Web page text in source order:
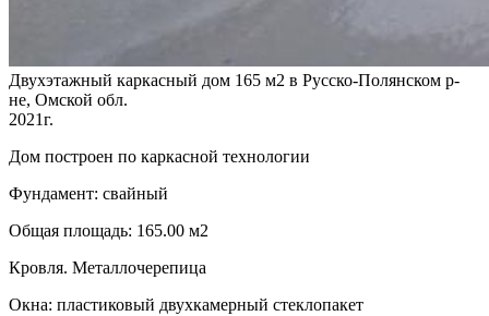
Двухэтажный каркасный дом 165 м2 в Русско-Полянском р-
не, Омской обл.
2021г.
Дом построен по каркасной технологии
Фундамент: свайный
Общая площадь: 165.00 м2
Кровля. Металлочерепица
Окна: пластиковый двухкамерный стеклопакет